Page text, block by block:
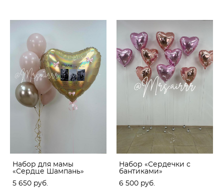
Набор для мамы
«Сердце Шампань»
5 650 pуб.
Набор «Сердечки с
бантиками»
6 500 pуб.